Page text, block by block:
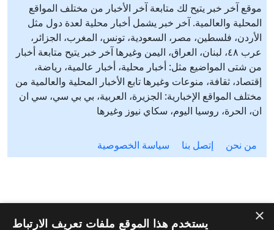
موقع آخر خبر يتيح لك متابعة آخر الأخبار من مختلف المواقع
المحلية والعالمية. آخر خبر يشمل أخبار محلية لعدة دول مثل
الأردن، فلسطين، مصر، السعودية، تونس، المغرب، الجزائر،
عرب ٤٨، لبنان، العراق، اليمن وغيرها آخر خبر يتيح متابعة أخبار
من شتى المواضيع مثل: أخبار محلية، أخبار عالمية، رياضة،
إقتصاد، ثقافة، منوعات وغيرها تابع الأخبار المحلية والعالمية من
مختلف المواقع الإخبارية: الجزيرة، العربية، بي بي سي، سي ان
ان، الحرة، روسيا اليوم، سكاي نيوز وغيرها
من نحن إتصل بنا سياسة الخصوصية
× يستخدم هذا الموقع ملفات تعريف الارتباط